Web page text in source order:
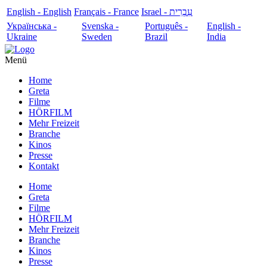
English - English Français - France
עִבְרִית - Israel
Українська -
Ukraine
Svenska -
Sweden
Português -
Brazil
English -
India
Menü
Home
Greta
Filme
HÖRFILM
Mehr Freizeit
Branche
Kinos
Presse
Kontakt
Home
Greta
Filme
HÖRFILM
Mehr Freizeit
Branche
Kinos
Presse